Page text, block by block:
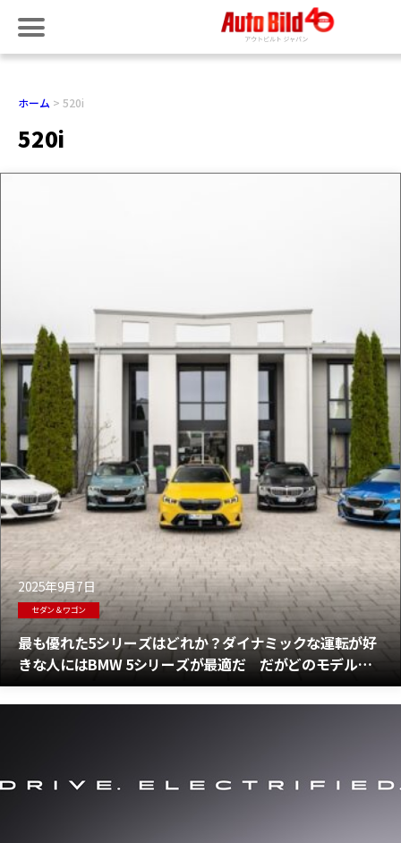
ホーム 520i
520i
2025年9月7日
セダン＆ワゴン
最も優れた5シリーズはどれか？ダイナミックな運転が好
きな人にはBMW 5シリーズが最適だ だがどのモデルを
選べばいいのか？